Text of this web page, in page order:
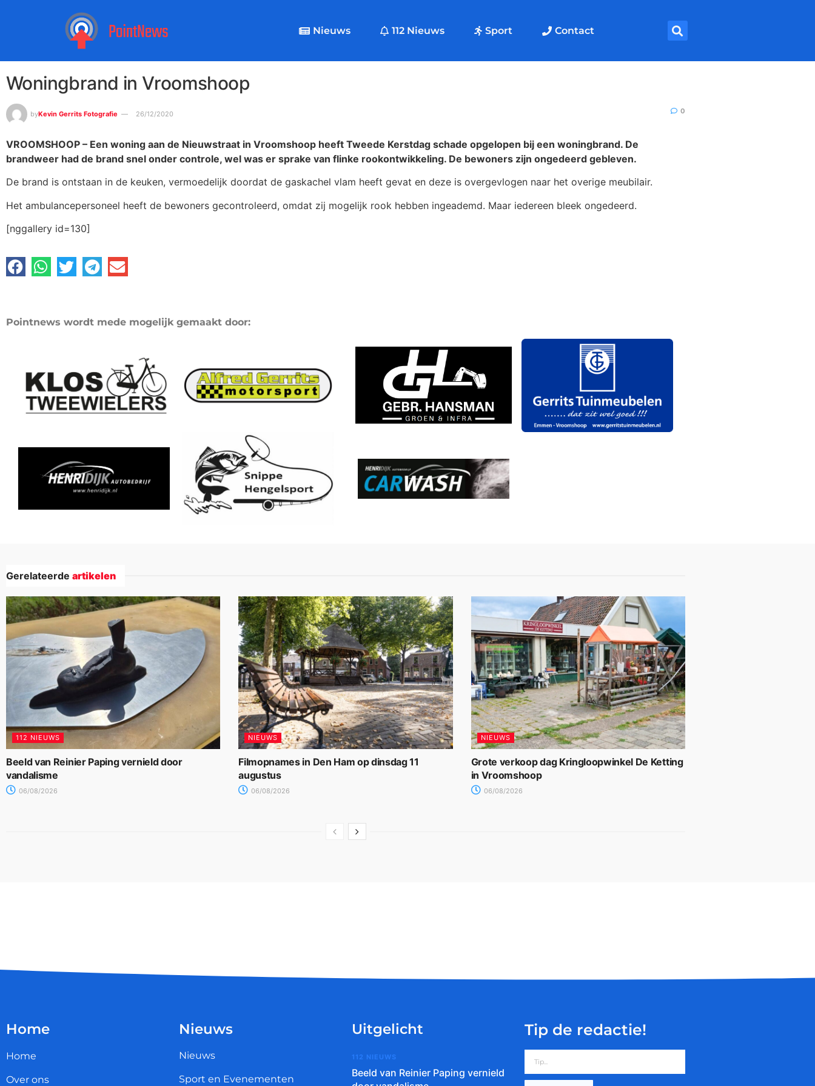
Nieuws 112 Nieuws Sport Contact
Woningbrand in Vroomshoop
byKevin Gerrits Fotografie 26/12/2020 0
VROOMSHOOP – Een woning aan de Nieuwstraat in Vroomshoop heeft Tweede Kerstdag schade opgelopen bij een woningbrand. De
brandweer had de brand snel onder controle, wel was er sprake van flinke rookontwikkeling. De bewoners zijn ongedeerd gebleven.
De brand is ontstaan in de keuken, vermoedelijk doordat de gaskachel vlam heeft gevat en deze is overgevlogen naar het overige meubilair.
Het ambulancepersoneel heeft de bewoners gecontroleerd, omdat zij mogelijk rook hebben ingeademd. Maar iedereen bleek ongedeerd.
[nggallery id=130]
Pointnews wordt mede mogelijk gemaakt door:
Gerelateerde artikelen
112 NIEUWS
Beeld van Reinier Paping vernield door
vandalisme
06/08/2026
NIEUWS
Filmopnames in Den Ham op dinsdag 11
augustus
06/08/2026
NIEUWS
Grote verkoop dag Kringloopwinkel De Ketting
in Vroomshoop
06/08/2026
Home
Home
Over ons
Nieuws
Nieuws
Sport en Evenementen
Uitgelicht
112 NIEUWS
Beeld van Reinier Paping vernield
Tip de redactie!